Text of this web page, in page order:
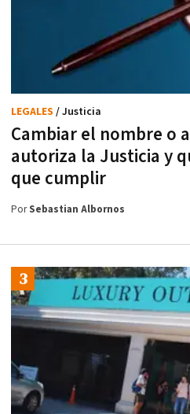
Cambiar el nombre o
autoriza la Justicia y
que cumplir
LEGALES / Justicia
PorSebastian Albornos